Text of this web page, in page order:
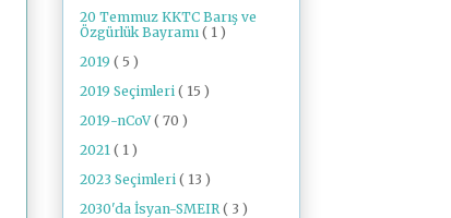
20 Temmuz KKTC Barış ve
Özgürlük Bayramı ( 1 )
2019 ( 5 )
2019 Seçimleri ( 15 )
2019-nCoV( 70 )
2021 ( 1 )
2023 Seçimleri ( 13 )
2030'da İsyan-SMEIR ( 3 )